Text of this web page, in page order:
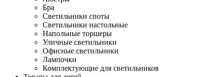
Бра
Светильники споты
Светильники настольные
Напольные торшеры
Уличные светильники
Офисные светильники
Лампочки
Комплектующие для светильников